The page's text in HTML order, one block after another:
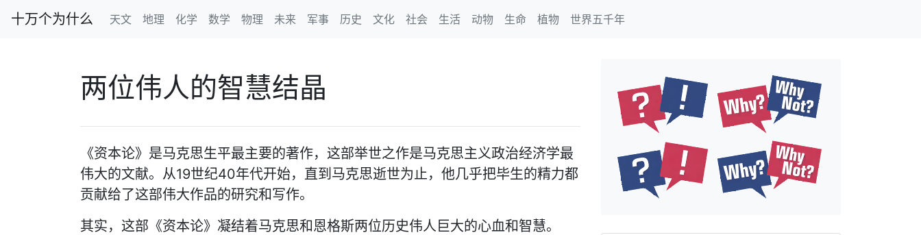
十万个为什么 天文 地理 化学 数学 物理 未来 军事 历史 文化 社会 生活 动物 生命 植物 世界五千年
两位伟人的智慧结晶
《资本论》是马克思生平最主要的著作，这部举世之作是马克思主义政治经济学最
伟大的文献。从19世纪40年代开始，直到马克思逝世为止，他几乎把毕生的精力都
贡献给了这部伟大作品的研究和写作。
其实，这部《资本论》凝结着马克思和恩格斯两位历史伟人巨大的心血和智慧。